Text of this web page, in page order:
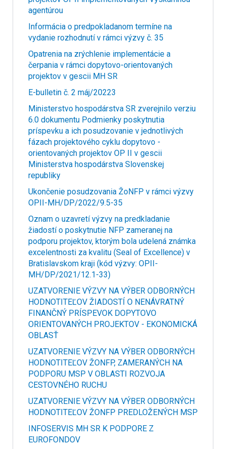
agentúrou
Informácia o predpokladanom termíne na
vydanie rozhodnutí v rámci výzvy č. 35
Opatrenia na zrýchlenie implementácie a
čerpania v rámci dopytovo-orientovaných
projektov v gescii MH SR
E-bulletin č. 2 máj/20223
Ministerstvo hospodárstva SR zverejnilo verziu
6.0 dokumentu Podmienky poskytnutia
príspevku a ich posudzovanie v jednotlivých
fázach projektového cyklu dopytovo -
orientovaných projektov OP II v gescii
Ministerstva hospodárstva Slovenskej
republiky
Ukončenie posudzovania ŽoNFP v rámci výzvy
OPII-MH/DP/2022/9.5-35
Oznam o uzavretí výzvy na predkladanie
žiadostí o poskytnutie NFP zameranej na
podporu projektov, ktorým bola udelená známka
excelentnosti za kvalitu (Seal of Excellence) v
Bratislavskom kraji (kód výzvy: OPII-
MH/DP/2021/12.1-33)
UZATVORENIE VÝZVY NA VÝBER ODBORNÝCH
HODNOTITEĽOV ŽIADOSTÍ O NENÁVRATNÝ
FINANČNÝ PRÍSPEVOK DOPYTOVO
ORIENTOVANÝCH PROJEKTOV - EKONOMICKÁ
OBLASŤ
UZATVORENIE VÝZVY NA VÝBER ODBORNÝCH
HODNOTITEĽOV ŽONFP, ZAMERANÝCH NA
PODPORU MSP V OBLASTI ROZVOJA
CESTOVNÉHO RUCHU
UZATVORENIE VÝZVY NA VÝBER ODBORNÝCH
HODNOTITEĽOV ŽONFP PREDLOŽENÝCH MSP
INFOSERVIS MH SR K PODPORE Z
EUROFONDOV